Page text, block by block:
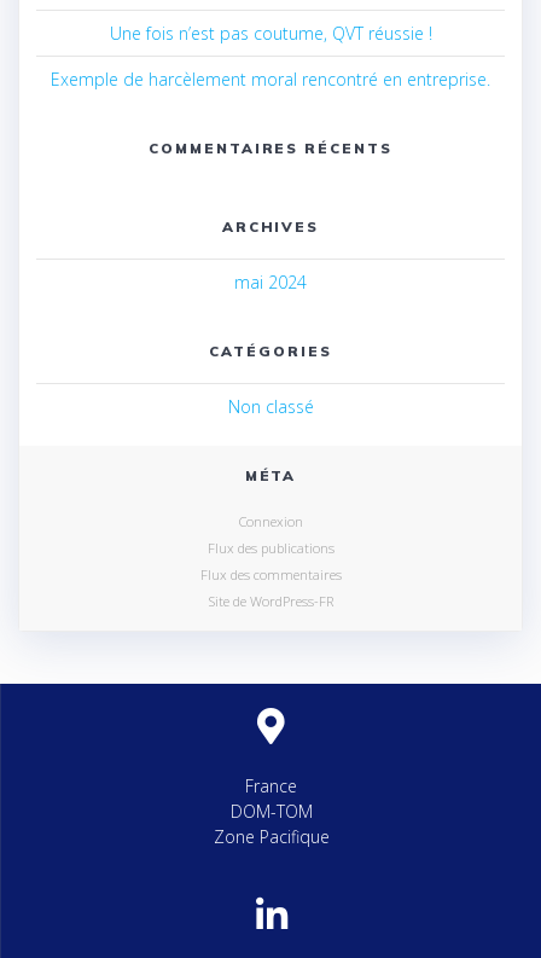
Une fois n’est pas coutume, QVT réussie !
Exemple de harcèlement moral rencontré en entreprise.
COMMENTAIRES RÉCENTS
ARCHIVES
mai 2024
CATÉGORIES
Non classé
MÉTA
Connexion
Flux des publications
Flux des commentaires
Site de WordPress-FR
France
DOM-TOM
Zone Pacifique